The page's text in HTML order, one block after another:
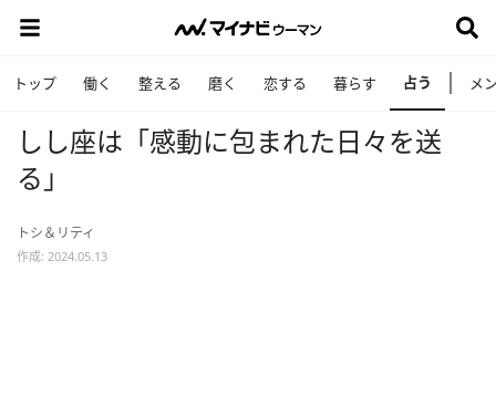
トップ 働く 整える 磨く 恋する 暮らす 占う メ
しし座は「感動に包まれた日々を送
る」
トシ＆リティ
作成: 2024.05.13